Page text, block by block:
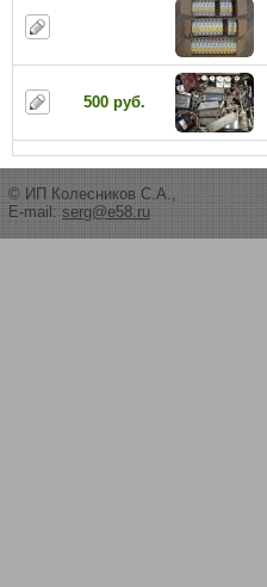
500 руб.
© ИП Колесников С.А.,
E-mail: serg@e58.ru